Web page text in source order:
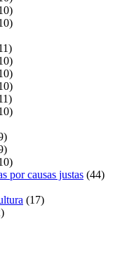
por causas justas (44)
(17)